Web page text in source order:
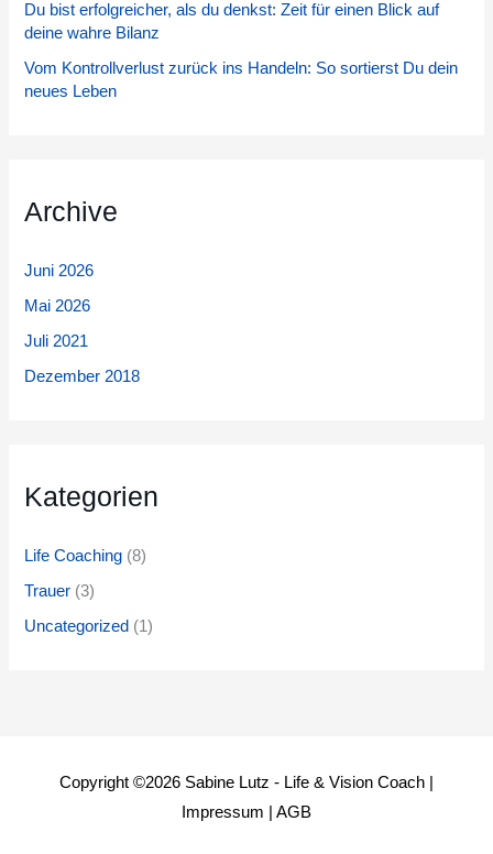
c
Du bist erfolgreicher, als du denkst: Zeit für einen Blick auf
deine wahre Bilanz
Vom Kontrollverlust zurück ins Handeln: So sortierst Du dein
neues Leben
Archive
Juni 2026
Mai 2026
Juli 2021
Dezember 2018
Kategorien
Life Coaching (8)
Trauer (3)
Uncategorized (1)
Copyright ©2026 Sabine Lutz - Life & Vision Coach
Impressum
AGB